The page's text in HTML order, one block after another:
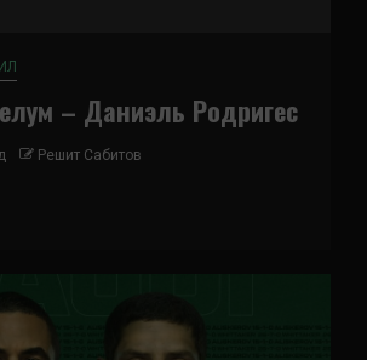
– Даниэль Родригес
Решит Сабитов